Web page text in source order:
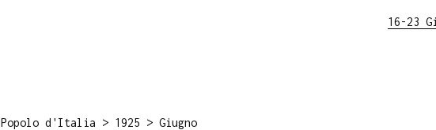
16-23
d'Italia > 1925 >Giugno